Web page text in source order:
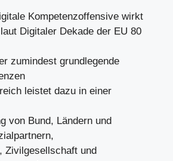
Kompetenzoffensive wirkt
Digitaler Dekade der EU 80
zumindest grundlegende
leistet dazu in einer
von Bund, Ländern und
Zivilgesellschaft und